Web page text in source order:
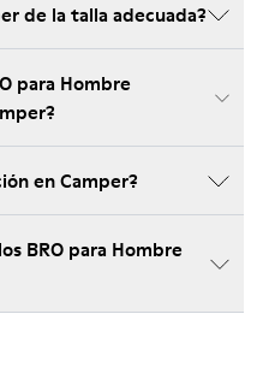
de la talla adecuada?
para Hombre
en Camper?
BRO para Hombre